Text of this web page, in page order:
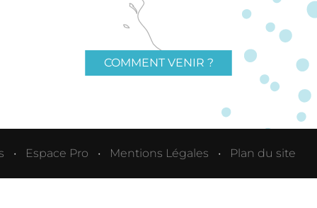
COMMENT VENIR ?
Espace Pro Mentions Légales Plan du site